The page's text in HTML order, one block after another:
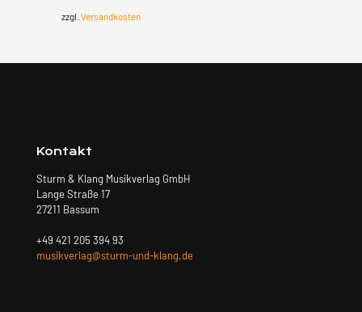
zzgl. Versandkosten
Kontakt
Sturm & Klang Musikverlag GmbH
Lange Straße 17
27211 Bassum
+49 421 205 394 93
musikverlag@sturm-und-klang.de